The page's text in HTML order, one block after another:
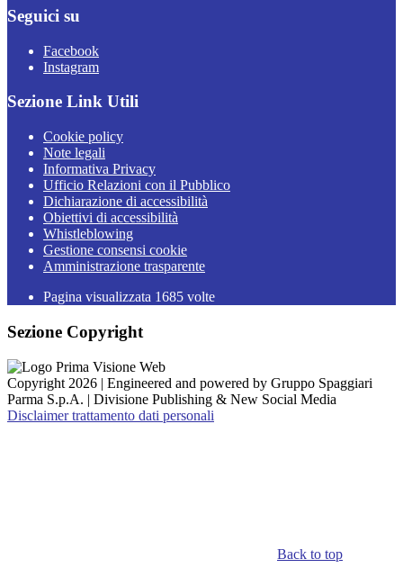
Seguici su
Facebook
Instagram
Sezione Link Utili
Cookie policy
Note legali
Informativa Privacy
Ufficio Relazioni con il Pubblico
Dichiarazione di accessibilità
Obiettivi di accessibilità
Whistleblowing
Gestione consensi cookie
Amministrazione trasparente
Pagina visualizzata 1685 volte
Sezione Copyright
Copyright 2026 | Engineered and powered by Gruppo Spaggiari
Parma S.p.A. | Divisione Publishing & New Social Media
Disclaimer trattamento dati personali
Back to top